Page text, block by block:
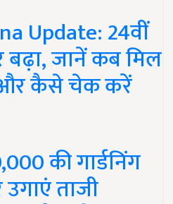
Update: 24वीं
बढ़ा, जानें कब मिल
और कैसे चेक करें
की गार्डनिंग
ताजी